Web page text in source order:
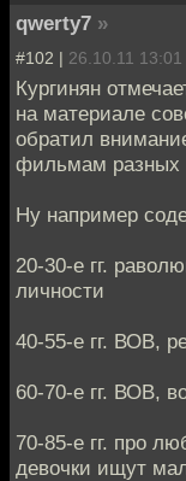
qwerty7 »
#102 | 26.10.11 13:01
Кургинян
на материале
обратил
фильмам разных
Ну например
20-30-е гг.
личности
40-55-е гг. ВОВ,
60-70-е гг. ВОВ,
70-85-е гг. про
девочки ищут